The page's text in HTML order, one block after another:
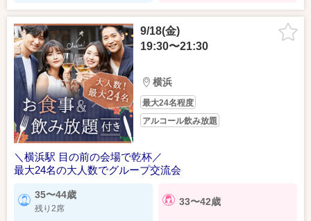
9/18(金)
19:30〜21:30
横浜
最大24名程度
アルコール飲み放題
＼横浜駅 目の前の会場で乾杯／
最大24名の大人数でグループ交流会
35〜44歳
残り2席
33〜42歳